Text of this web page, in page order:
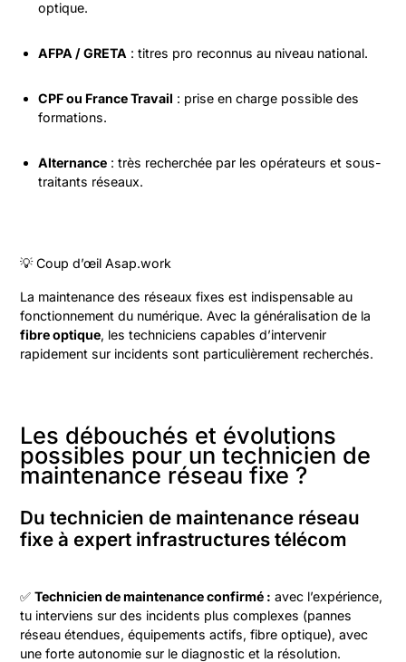
optique.
AFPA / GRETA : titres pro reconnus au niveau national.
CPF ou France Travail : prise en charge possible des
formations.
Alternance : très recherchée par les opérateurs et sous-
traitants réseaux.
💡 Coup d’œil Asap.work
La maintenance des réseaux fixes est indispensable au
fonctionnement du numérique. Avec la généralisation de la
fibre optique, les techniciens capables d’intervenir
rapidement sur incidents sont particulièrement recherchés.
Les débouchés et évolutions
possibles pour un technicien de
maintenance réseau fixe ?
Du technicien de maintenance réseau
fixe à expert infrastructures télécom
✅Technicien de maintenance confirmé : avec l’expérience,
tu interviens sur des incidents plus complexes (pannes
réseau étendues, équipements actifs, fibre optique), avec
une forte autonomie sur le diagnostic et la résolution.